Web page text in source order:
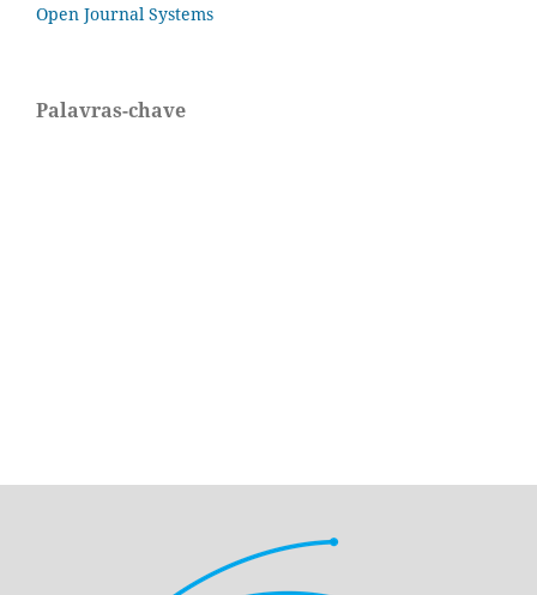
Open Journal Systems
Palavras-chave